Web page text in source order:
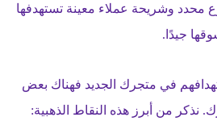
محدد وشريحة عملاء معينة تستهدفها
جيدًا.
في متجرك الجديد فهناك بعض
نذكر من أبرز هذه النقاط الذهبية: